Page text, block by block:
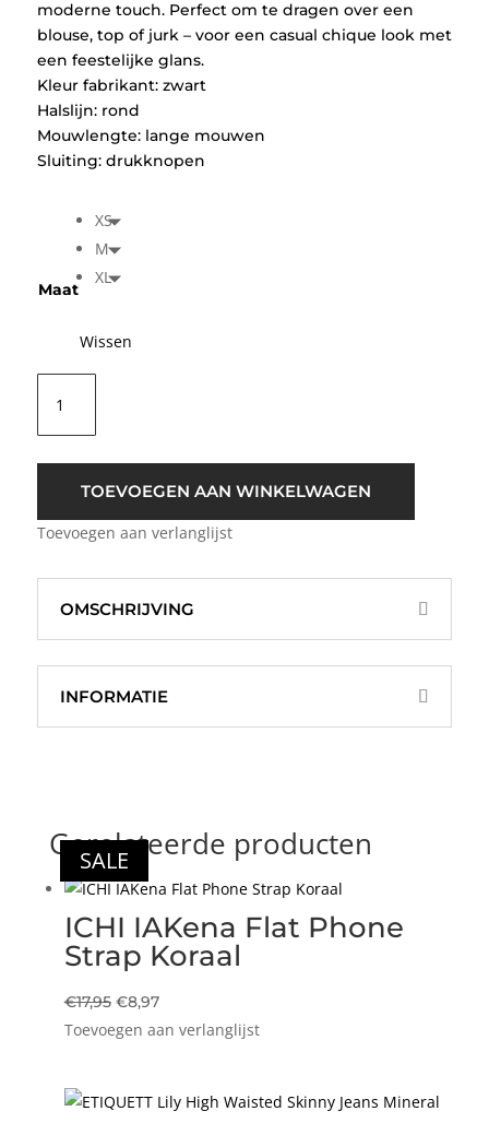
moderne touch. Perfect om te dragen over een
blouse, top of jurk – voor een casual chique look met
een feestelijke glans.
Kleur fabrikant: zwart
Halslijn: rond
Mouwlengte: lange mouwen
Sluiting: drukknopen
Maat
XS
M
XL
Wissen
PZRiley
Glitter
Vest
ZwartTOEVOEGEN AAN WINKELWAGEN
Toevoegen aan verlanglijst
OMSCHRIJVING
INFORMATIE
Gerelateerde producten
SALE
ICHI IAKena Flat Phone
Strap Koraal
€17,95 Oorspronkelijke
prijs
€8,97Huidige
prijs
Toevoegen aan verlanglijst
SALE
SALE
SALE